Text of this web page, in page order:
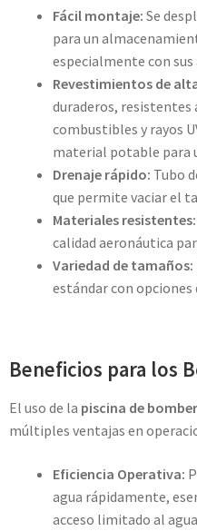
Fácil montaje: Se
para un
especialmente con sus
Revestimientos de
duraderos, resistentes
combustibles y rayos
material potable para
Drenaje rápido: Tubo
que permite vaciar el
Materiales resistentes:
calidad aeronáutica
Variedad de tamaños:
estándar con opciones
Beneficios para los
El uso de la piscina de
múltiples ventajas en
Eficiencia Operativa:
agua rápidamente,
acceso limitado al